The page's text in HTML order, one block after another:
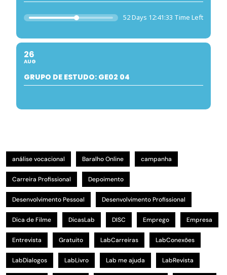
52 Days 12:41:32 Time Left
26
AUG
GRUPO DE ESTUDO: GE02 04
análise vocacional Baralho Online campanha
Carreira Profissional Depoimento
Desenvolvimento Pessoal Desenvolvimento Profissional
Dica de Filme DicasLab DISC Emprego Empresa
Entrevista Gratuito LabCarreiras LabConexões
LabDialogos LabLivro Lab me ajuda LabRevista